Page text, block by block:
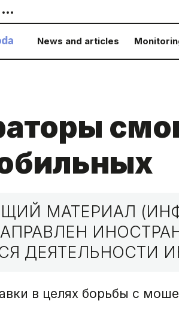
News and articles
МАТЕРИАЛ
ДЕЯТЕЛЬНОСТИ
в целях борьбы с